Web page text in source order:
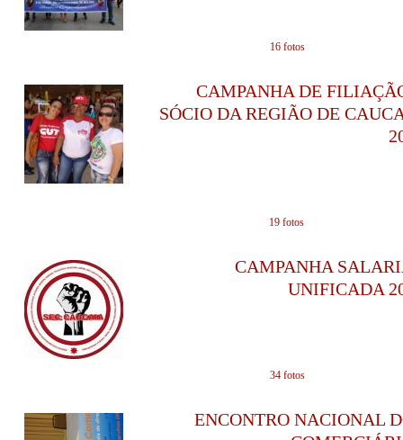
16 fotos
CAMPANHA DE
SÓCIO DA REGIÃO DE
19 fotos
CAMPANHA
UNIFICADA
34 fotos
ENCONTRO NACIONAL